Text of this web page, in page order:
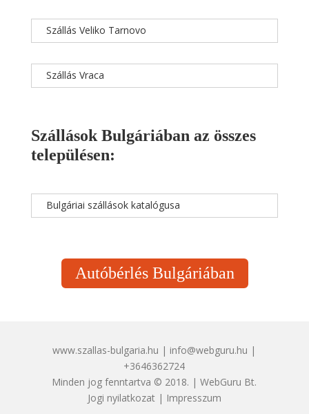
Szállás Veliko Tarnovo
Szállás Vraca
Szállások Bulgáriában az összes
településen:
Bulgáriai szállások katalógusa
Autóbérlés Bulgáriában
www.szallas-bulgaria.hu | info@webguru.hu |
+3646362724
Minden jog fenntartva © 2018. | WebGuru Bt.
Jogi nyilatkozat| Impresszum